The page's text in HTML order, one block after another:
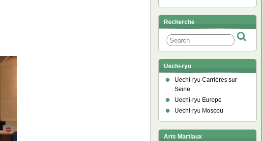
Recherche
Uechi-ryu
Uechi-ryu Carrières sur
Seine
Uechi-ryu Europe
Uechi-ryu Moscou
Arts Martiaux